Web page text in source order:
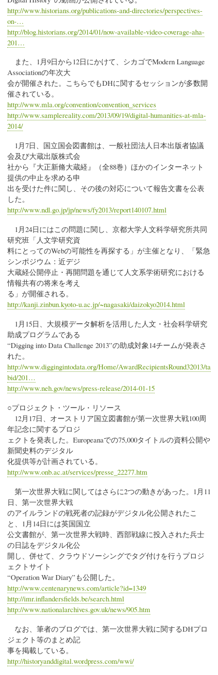
http://www.historians.org/publications-and-directories/perspectives-
on-…
http://blog.historians.org/2014/01/now-available-video-coverage-aha-
201…
また、1月9日から12日にかけて、シカゴでModern Language
Associationの年次大
会が開催された。こちらでもDHに関するセッションが多数開
催されている。
http://www.mla.org/convention/convention_services
http://www.samplereality.com/2013/09/19/digital-humanities-at-mla-
2014/
1月7日、国立国会図書館は、一般社団法人日本出版者協議
会及び大蔵出版株式会
社から『大正新脩大蔵経』（全88巻）ほかのインターネット
提供の中止を求める申
出を受けた件に関し、その後の対応について報告文書を公表
した。
http://www.ndl.go.jp/jp/news/fy2013/report140107.html
1月24日にはこの問題に関し、京都大学人文科学研究所共同
研究班「人文学研究資
料にとってのWebの可能性を再探する」が主催となり、「緊急
シンポジウム：近デジ
大蔵経公開停止・再開問題を通じて人文系学術研究における
情報共有の将来を考え
る」が開催される。
http://kanji.zinbun.kyoto-u.ac.jp/~nagasaki/daizokyo2014.html
1月15日、大規模データ解析を活用した人文・社会科学研究
助成プログラムである
“Digging into Data Challenge 2013”の助成対象14チームが発表さ
れた。
http://www.diggingintodata.org/Home/AwardRecipientsRound32013/ta
bid/201…
http://www.neh.gov/news/press-release/2014-01-15
○プロジェクト・ツール・リソース
12月17日、オーストリア国立図書館が第一次世界大戦100周
年記念に関するプロジ
ェクトを発表した。Europeanaでの75,000タイトルの資料公開や
新聞史料のデジタル
化提供等が計画されている。
http://www.onb.ac.at/services/presse_22277.htm
第一次世界大戦に関してはさらに2つの動きがあった。1月11
日、第一次世界大戦
のアイルランドの戦死者の記録がデジタル化公開されたこ
と、1月14日には英国国立
公文書館が、第一次世界大戦時、西部戦線に投入された兵士
の日誌をデジタル化公
開し、併せて、クラウドソーシングでタグ付けを行うプロジ
ェクトサイト
“Operation War Diary”も公開した。
http://www.centenarynews.com/article?id=1349
http://imr.inflandersfields.be/search.html
http://www.nationalarchives.gov.uk/news/905.htm
なお、筆者のブログでは、第一次世界大戦に関するDHプロ
ジェクト等のまとめ記
事を掲載している。
http://historyanddigital.wordpress.com/wwi/